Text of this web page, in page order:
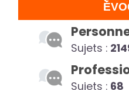
Sujets :
Sujets : 68